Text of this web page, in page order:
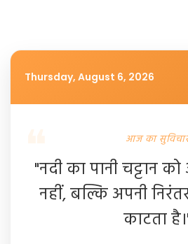
Thursday, August 6, 2026
आज का
"नदी का पानी चट्टान
नहीं, बल्कि अपनी
काटता